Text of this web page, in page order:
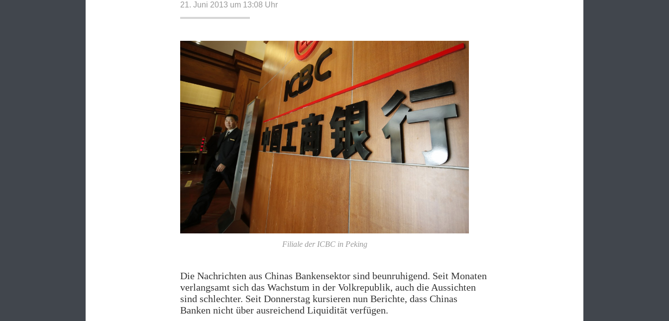
21. Juni 2013 um 13:08 Uhr
Filiale der ICBC in Peking
Die Nachrichten aus Chinas Bankensektor sind beunruhigend. Seit Monaten
verlangsamt sich das Wachstum in der Volkrepublik, auch die Aussichten
sind schlechter. Seit Donnerstag kursieren nun Berichte, dass Chinas
Banken nicht über ausreichend Liquidität verfügen.